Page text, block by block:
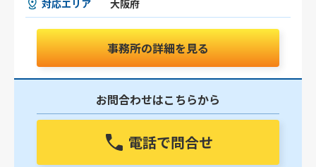
対応エリア 大阪府
事務所の詳細を見る
お問合わせはこちらから
電話で問合せ